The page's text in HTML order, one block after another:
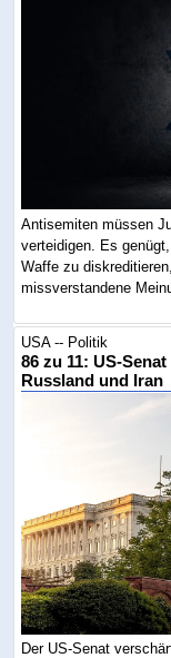
Antisemiten müssen
verteidigen. Es
Waffe zu
missverstandene
USA -- Politik
86 zu 11: US-
Russland und Iran
Der US-Senat